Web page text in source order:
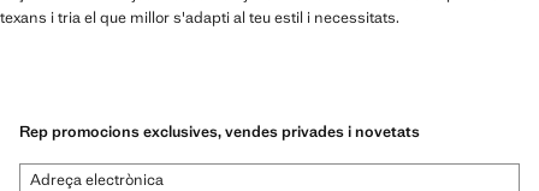
texans i tria el que millor s'adapti al teu estil i necessitats.
Rep promocions exclusives, vendes privades i novetats
Adreça electrònica